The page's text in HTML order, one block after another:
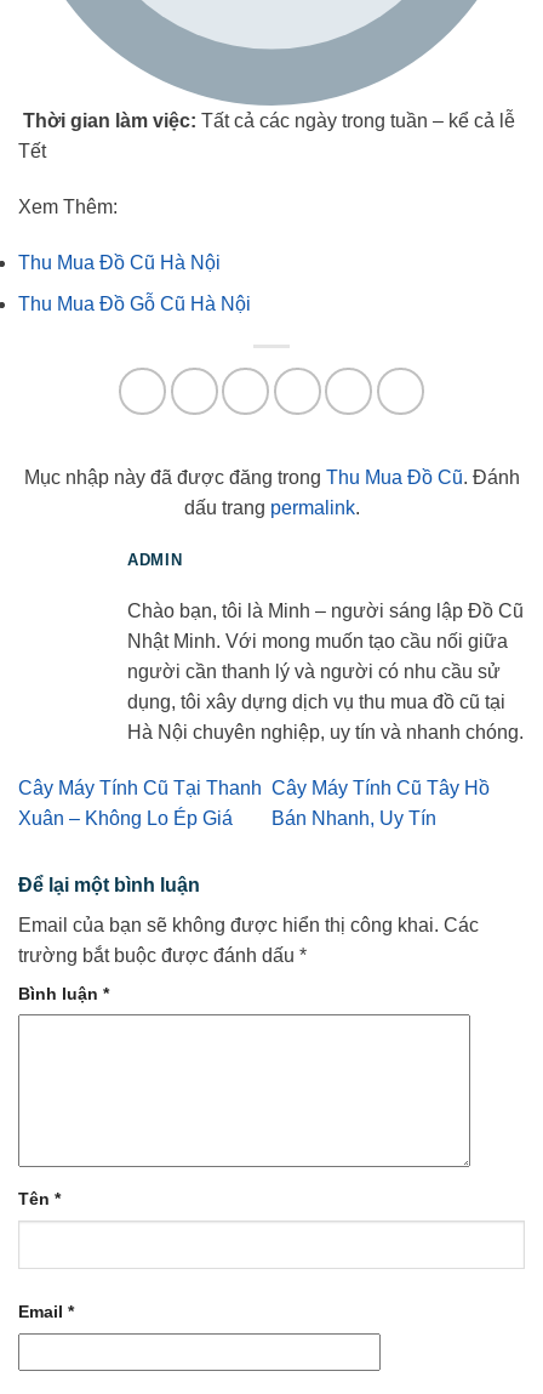
Thời gian làm việc: Tất cả các ngày trong tuần – kể cả lễ
Tết
Xem Thêm:
Thu Mua Đồ Cũ Hà Nội
Thu Mua Đồ Gỗ Cũ Hà Nội
Mục nhập này đã được đăng trong Thu Mua Đồ Cũ. Đánh
dấu trang permalink.
ADMIN
Chào bạn, tôi là Minh – người sáng lập Đồ Cũ
Nhật Minh. Với mong muốn tạo cầu nối giữa
người cần thanh lý và người có nhu cầu sử
dụng, tôi xây dựng dịch vụ thu mua đồ cũ tại
Hà Nội chuyên nghiệp, uy tín và nhanh chóng.
Cây Máy Tính Cũ Tại Thanh
Xuân – Không Lo Ép Giá
Cây Máy Tính Cũ Tây Hồ
Bán Nhanh, Uy Tín
Để lại một bình luận
Email của bạn sẽ không được hiển thị công khai. Các
trường bắt buộc được đánh dấu *
Bình luận *
Tên *
Email *